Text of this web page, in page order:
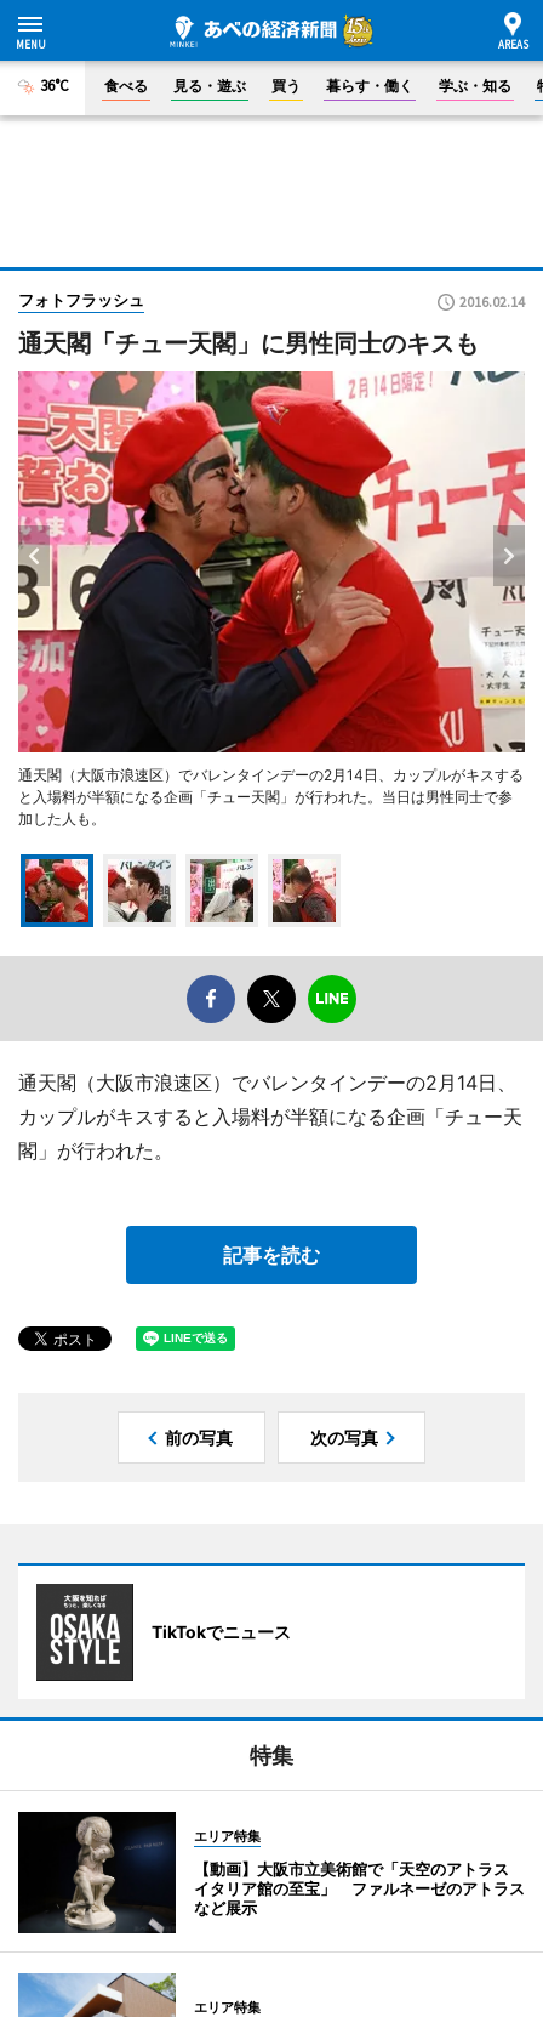
36°C 食べる 見る・遊ぶ 買う 暮らす・働く 学ぶ・知る
フォトフラッシュ 2016.02.14
通天閣「チュー天閣」に男性同士のキスも
通天閣（大阪市浪速区）でバレンタインデーの2月14日、カップルがキスする
と入場料が半額になる企画「チュー天閣」が行われた。当日は男性同士で参
加した人も。
通天閣（大阪市浪速区）でバレンタインデーの2月14日、
カップルがキスすると入場料が半額になる企画「チュー天
閣」が行われた。
記事を読む
前の写真 次の写真
TikTokでニュース
特集
エリア特集
【動画】大阪市立美術館で「天空のアトラス
イタリア館の至宝」 ファルネーゼのアトラス
など展示
エリア特集